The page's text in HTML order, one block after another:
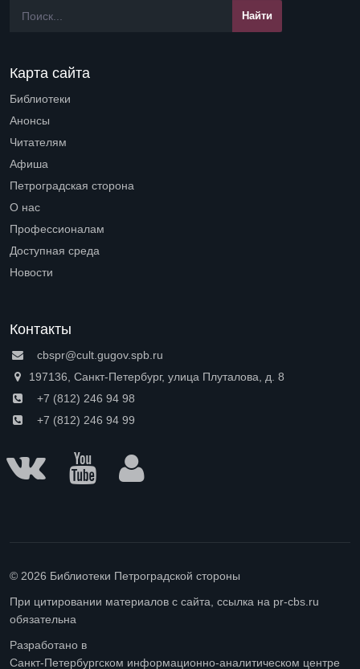
Карта сайта
Библиотеки
Анонсы
Читателям
Афиша
Петроградская сторона
О нас
Профессионалам
Доступная среда
Новости
Контакты
cbspr@cult.gugov.spb.ru
197136, Санкт-Петербург, улица Плуталова, д. 8
+7 (812) 246 94 98
+7 (812) 246 94 99
© 2026 Библиотеки Петроградской стороны
При цитировании материалов с сайта, ссылка на pr-cbs.ru
обязательна
Разработано в
Санкт-Петербургском информационно-аналитическом центре